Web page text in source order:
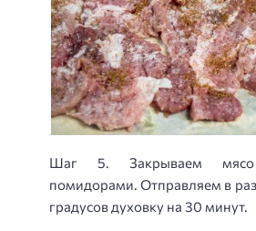
Шаг 5. Закрываем
помидорами. Отправляем в
градусов духовку на 30 минут.